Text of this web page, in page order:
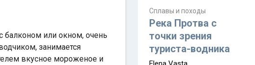
балконом или окном, очень
занимается
вкусное мороженое и
туристическую палатку The
Free, которая стала первой
ультралегкой моделью в
ассортименте
Сплавы и походы
Река Протва с
точки зрения
туриста-водника